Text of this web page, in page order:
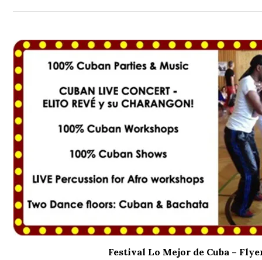
Festival Lo Mejor de Cuba –